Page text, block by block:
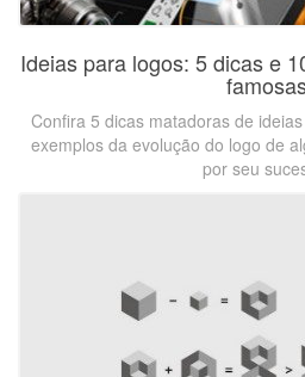
Ideias para logos: 5 dicas e
Confira 5 dicas matadoras de
exemplos da evolução do logo de
por seu